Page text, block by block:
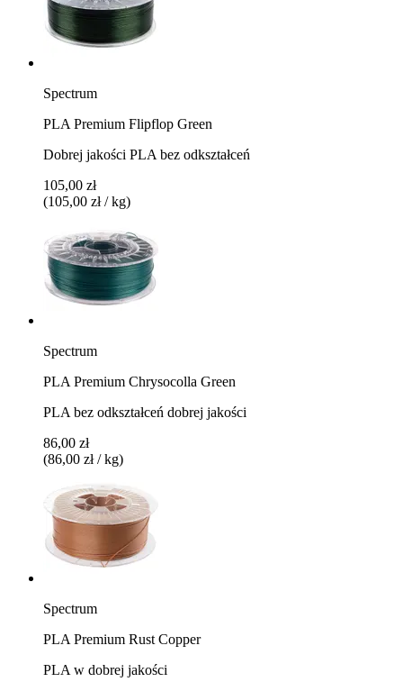
Spectrum
PLA Premium Flipflop Green
Dobrej jakości PLA bez odkształceń
105,00 zł
(105,00 zł / kg)
Spectrum
PLA Premium Chrysocolla Green
PLA bez odkształceń dobrej jakości
86,00 zł
(86,00 zł / kg)
Spectrum
PLA Premium Rust Copper
PLA w dobrej jakości